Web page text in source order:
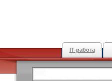
IT-работа